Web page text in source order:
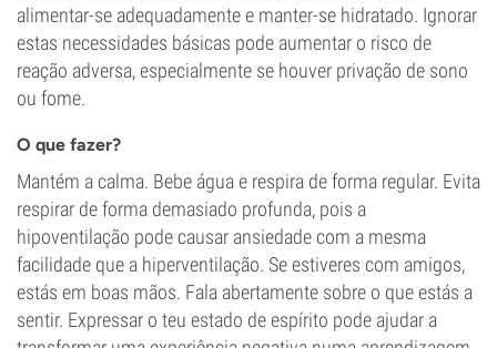
alimentar-se adequadamente e manter-se hidratado. Ignorar
estas necessidades básicas pode aumentar o risco de
reação adversa, especialmente se houver privação de sono
ou fome.
O que fazer?
Mantém a calma. Bebe água e respira de forma regular. Evita
respirar de forma demasiado profunda, pois a
hipoventilação pode causar ansiedade com a mesma
facilidade que a hiperventilação. Se estiveres com amigos,
estás em boas mãos. Fala abertamente sobre o que estás a
sentir. Expressar o teu estado de espírito pode ajudar a